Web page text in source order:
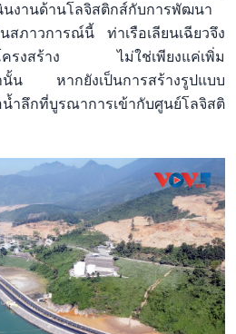
นงานด้านโลจิสติกส์กับการพัฒนา
สภาวการณ์นี้ ท่าเรือเลียนเฉียวจึง
โครงสร้าง ไม่ใช่เพียงแค่เพิ่ม
านั้น หากยังเป็นการสร้างรูปแบบ
ำลึกที่บูรณาการเข้ากับศูนย์โลจิสติ